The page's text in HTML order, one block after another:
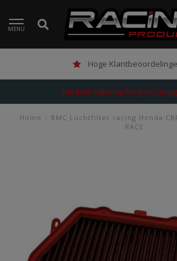
MENU
Hoge
The best webshop for your
Home
BMC Luchtfilter racing Honda
RACE